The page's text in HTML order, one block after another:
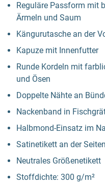
Reguläre Passform mit
Ärmeln und Saum
Kängurutasche an der
Kapuze mit Innenfutter
Runde Kordeln mit
und Ösen
Doppelte Nähte an
Nackenband in
Halbmond-Einsatz im
Satinetikett an der
Neutrales Größenetikett
Stoffdichte: 300 g/m²